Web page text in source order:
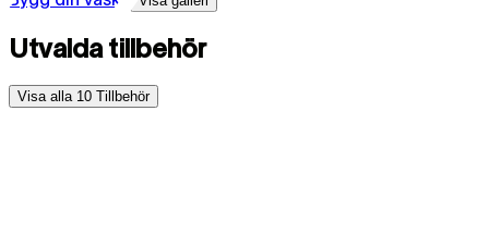
Utvalda tillbehör
Visa alla 10 Tillbehör